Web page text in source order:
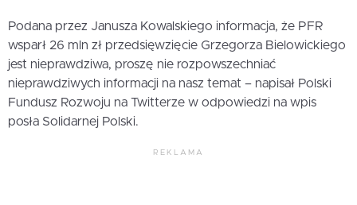
Podana przez Janusza Kowalskiego informacja, że PFR
wsparł 26 mln zł przedsięwzięcie Grzegorza Bielowickiego
jest nieprawdziwa, proszę nie rozpowszechniać
nieprawdziwych informacji na nasz temat – napisał Polski
Fundusz Rozwoju na Twitterze w odpowiedzi na wpis
posła Solidarnej Polski.
REKLAMA